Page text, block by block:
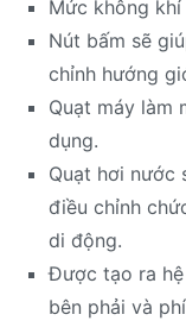
Mức không
Nút bấm sẽ
chỉnh hướng
Quạt máy làm
dụng.
Quạt hơi nước
điều chỉnh
di động.
Được tạo ra
bên phải và